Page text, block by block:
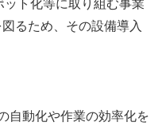
ト化等に取り組む事業
るため、その設備導入
自動化や作業の効率化を